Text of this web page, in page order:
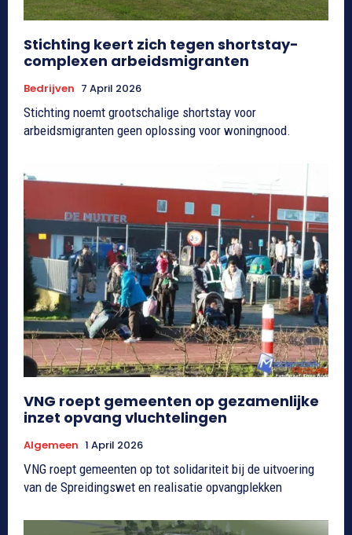
Stichting keert zich tegen shortstay-
complexen arbeidsmigranten
Bedrijven 7 April 2026
Stichting noemt grootschalige shortstay voor
arbeidsmigranten geen oplossing voor woningnood.
VNG roept gemeenten op gezamenlijke
inzet opvang vluchtelingen
Algemeen 1 April 2026
VNG roept gemeenten op tot solidariteit bij de uitvoering
van de Spreidingswet en realisatie opvangplekken